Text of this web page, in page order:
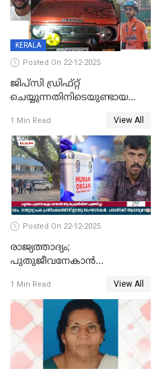
KERALA
Posted On 22-12-2025
ജിപ്സി ഡ്രിഫ്റ്റ്
ചെയ്യുന്നതിനിടെയുണ്ടായ
ദാരുണാന്ത്യം; ജീപ്സി
ഓടിച്ചയാൾ അറസ്റ്റിൽ.
1 Min Read View All
Posted On 22-12-2025
രാജ്യത്താദ്യം;
പുതുജീവനേകാൻ
എറണാകുളം സർക്കാർ
ജനറൽ
ആശുപത്രിയിലെത്തിച്ചു
1 Min Read View All